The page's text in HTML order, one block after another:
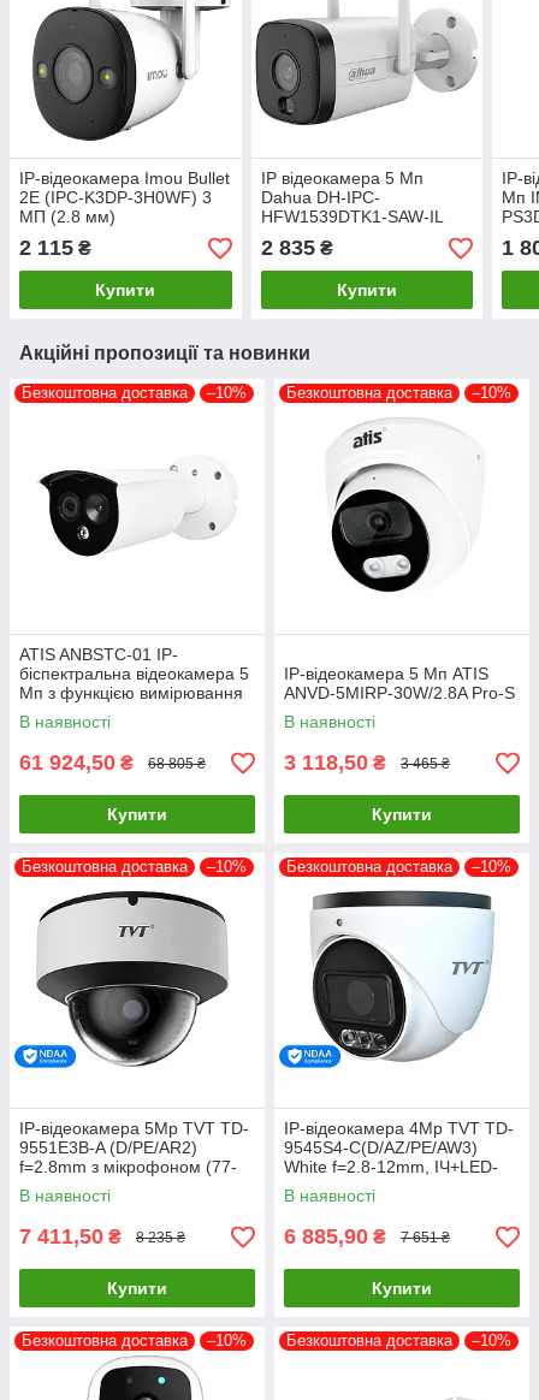
IP-відеокамера Imou Bullet
2E (IPC-K3DP-3H0WF) 3
МП (2.8 мм)
2 115 ₴
Купити
IP відеокамера 5 Мп
Dahua DH-IPC-
HFW1539DTK1-SAW-IL
(2.8мм) з Wi-Fi та
подвійним освітленням
для системи
відеоспостереження
2 835₴
Купити
IP-
Мп
для
1
Акційні пропозиції та новинки
Безкоштовна доставка –10%
ATIS ANBSTC-01 IP-
біспектральна відеокамера 5
Мп з функцією вимірювання
температури тіла
В наявності
61 924,50 ₴ 68 805 ₴
Купити
Безкоштовна доставка –10%
IP-відеокамера 5 Мп ATIS
ANVD-5MIRP-30W/2.8A Pro-S
В наявності
3 118,50 ₴ 3 465 ₴
Купити
Безкоштовна доставка –10%
IP-відеокамера 5Mp TVT TD-
9551E3B-A (D/PE/AR2)
f=2.8mm з мікрофоном (77-
00341)
В наявності
7 411,50 ₴ 8 235 ₴
Купити
Безкоштовна доставка –10%
IP-відеокамера 4Mp TVT TD-
9545S4-C(D/AZ/PE/AW3)
White f=2.8-12mm, ІЧ+LED-
підсвічування, з мікрофоном
(77-00372)
В наявності
6 885,90 ₴ 7 651 ₴
Купити
Безкоштовна доставка –10% Безкоштовна доставка –10%